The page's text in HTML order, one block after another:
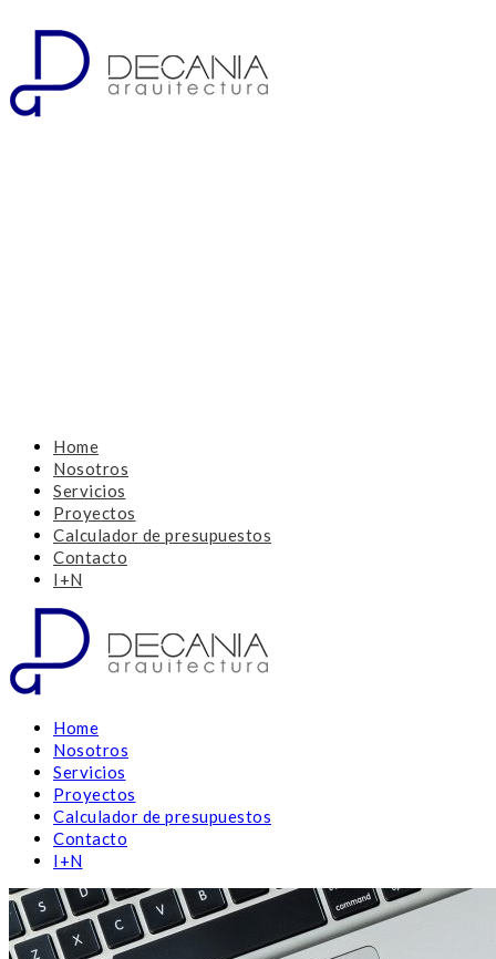
Home
Nosotros
Servicios
Proyectos
Calculador de presupuestos
Contacto
I+N
Home
Nosotros
Servicios
Proyectos
Calculador de presupuestos
Contacto
I+N